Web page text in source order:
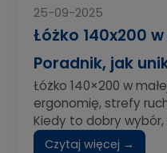
25-09-2025
Łóżko 140x200
Poradnik, jak
Łóżko 140×200 w
ergonomię, strefy
Kiedy to dobry wybór,
Czytaj więcej →